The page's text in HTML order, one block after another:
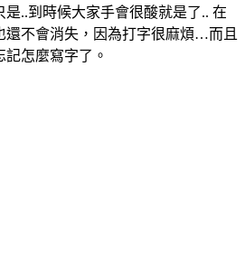
..到時候大家手會很酸就是了.. 在
還不會消失，因為打字很麻煩…而且
怎麼寫字了。